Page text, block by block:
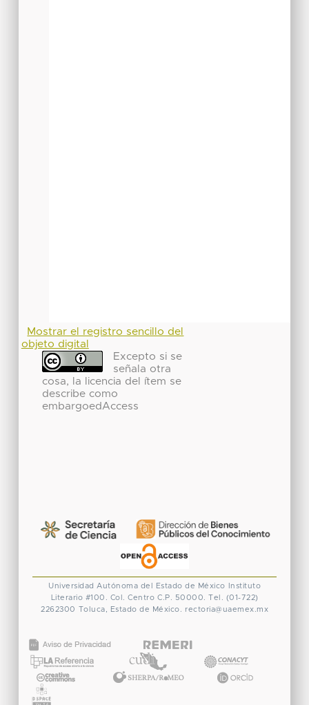
Mostrar el registro sencillo del
objeto digital
Excepto si se
señala otra
cosa, la licencia del ítem se
describe como
embargoedAccess
Universidad Autónoma del Estado de México
Instituto
Literario #100. Col. Centro C.P. 50000. Tel. (01-722)
2262300 Toluca, Estado de México. rectoria@uaemex.mx